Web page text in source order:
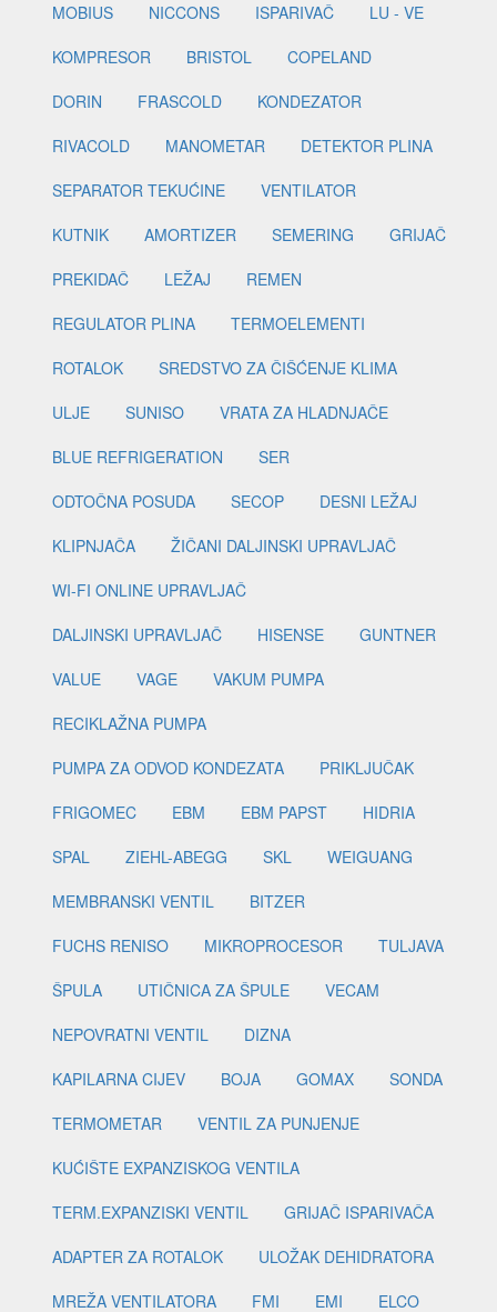
MOBIUS
NICCONS ISPARIVAČ
LU - VE
KOMPRESOR
BRISTOL
COPELAND
DORIN
FRASCOLD
KONDEZATOR
RIVACOLD
MANOMETAR
DETEKTOR PLINA
SEPARATOR TEKUĆINE
VENTILATOR
KUTNIK
AMORTIZER SEMERING
GRIJAČ
PREKIDAČ
LEŽAJ
REMEN
REGULATOR PLINA
TERMOELEMENTI
ROTALOK
SREDSTVO ZA ČIŠĆENJE KLIMA
ULJE
SUNISO
VRATA ZA HLADNJAČE
BLUE REFRIGERATION
SER
ODTOČNA POSUDA
SECOP
DESNI LEŽAJ
KLIPNJAČA
ŽIČANI DALJINSKI UPRAVLJAČ
WI-FI ONLINE UPRAVLJAČ
DALJINSKI UPRAVLJAČ
HISENSE
GUNTNER
VALUE
VAGE
VAKUM PUMPA
RECIKLAŽNA PUMPA
PUMPA ZA ODVOD KONDEZATA
PRIKLJUČAK
FRIGOMEC
EBM EBM PAPST
HIDRIA
SPAL
ZIEHL-ABEGG SKL
WEIGUANG
MEMBRANSKI VENTIL
BITZER
FUCHS RENISO
MIKROPROCESOR
TULJAVA
ŠPULA
UTIČNICA ZA ŠPULE
VECAM
NEPOVRATNI VENTIL
DIZNA
KAPILARNA CIJEV
BOJA GOMAX
SONDA
TERMOMETAR
VENTIL ZA PUNJENJE
KUĆIŠTE EXPANZISKOG VENTILA
TERM.EXPANZISKI VENTIL
GRIJAČ ISPARIVAČA
ADAPTER ZA ROTALOK
ULOŽAK DEHIDRATORA
MREŽA VENTILATORA
FMI EMI ELCO